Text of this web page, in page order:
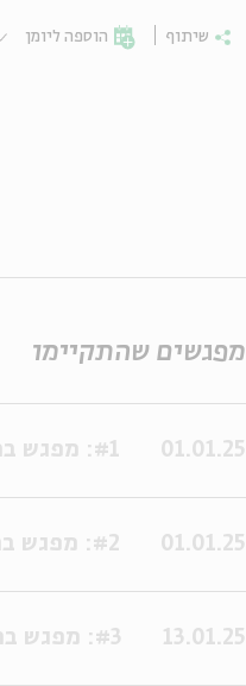
שיתוף הוספה ליומן
מפגשים שהתקיימו
01.01.25 #1: מפגש בתאריך:01/01/2025 11:00:00
01.01.25 #2: מפגש בתאריך:01/01/2025 16:00:00
13.01.25 #3: מפגש בתאריך:13/01/2025 17:00:00